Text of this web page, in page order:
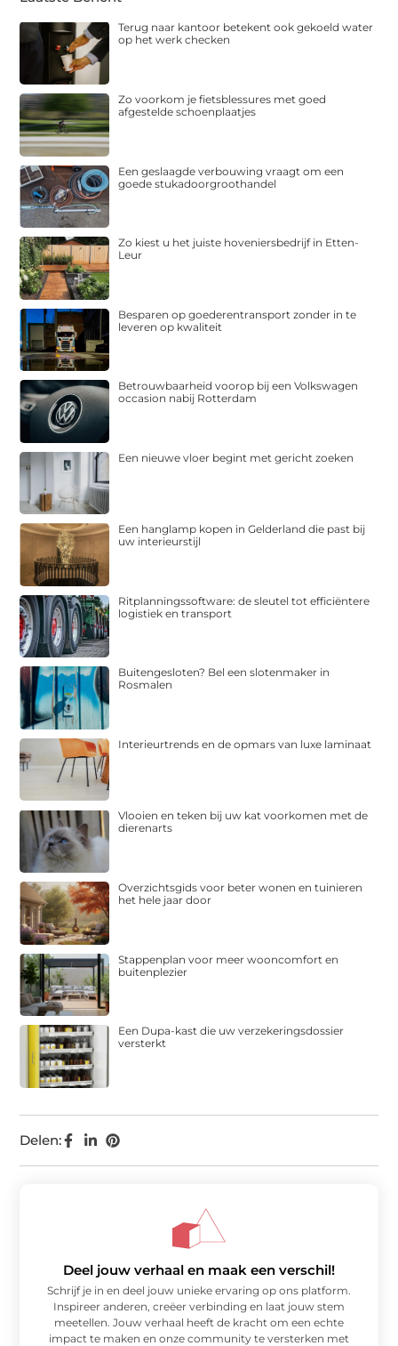
Delen:
Terug naar kantoor betekent ook gekoeld water
op het werk checken
Zo voorkom je fietsblessures met goed
afgestelde schoenplaatjes
Een geslaagde verbouwing vraagt om een
goede stukadoorgroothandel
Zo kiest u het juiste hoveniersbedrijf in Etten-
Leur
Besparen op goederentransport zonder in te
leveren op kwaliteit
Betrouwbaarheid voorop bij een Volkswagen
occasion nabij Rotterdam
Een nieuwe vloer begint met gericht zoeken
Een hanglamp kopen in Gelderland die past bij
uw interieurstijl
Ritplanningssoftware: de sleutel tot efficiëntere
logistiek en transport
Buitengesloten? Bel een slotenmaker in
Rosmalen
Interieurtrends en de opmars van luxe laminaat
Vlooien en teken bij uw kat voorkomen met de
dierenarts
Overzichtsgids voor beter wonen en tuinieren
het hele jaar door
Stappenplan voor meer wooncomfort en
buitenplezier
Een Dupa-kast die uw verzekeringsdossier
versterkt
Deel jouw verhaal en maak een verschil!
Schrijf je in en deel jouw unieke ervaring op ons platform.
Inspireer anderen, creëer verbinding en laat jouw stem
meetellen. Jouw verhaal heeft de kracht om een echte
impact te maken en onze community te versterken met